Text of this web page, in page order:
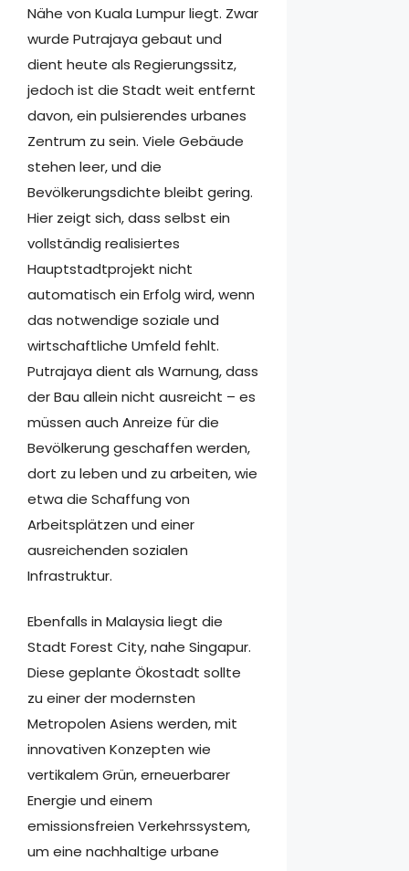
Nähe von Kuala Lumpur liegt. Zwar
wurde Putrajaya gebaut und
dient heute als Regierungssitz,
jedoch ist die Stadt weit entfernt
davon, ein pulsierendes urbanes
Zentrum zu sein. Viele Gebäude
stehen leer, und die
Bevölkerungsdichte bleibt gering.
Hier zeigt sich, dass selbst ein
vollständig realisiertes
Hauptstadtprojekt nicht
automatisch ein Erfolg wird, wenn
das notwendige soziale und
wirtschaftliche Umfeld fehlt.
Putrajaya dient als Warnung, dass
der Bau allein nicht ausreicht – es
müssen auch Anreize für die
Bevölkerung geschaffen werden,
dort zu leben und zu arbeiten, wie
etwa die Schaffung von
Arbeitsplätzen und einer
ausreichenden sozialen
Infrastruktur.
Ebenfalls in Malaysia liegt die
Stadt Forest City, nahe Singapur.
Diese geplante Ökostadt sollte
zu einer der modernsten
Metropolen Asiens werden, mit
innovativen Konzepten wie
vertikalem Grün, erneuerbarer
Energie und einem
emissionsfreien Verkehrssystem,
um eine nachhaltige urbane